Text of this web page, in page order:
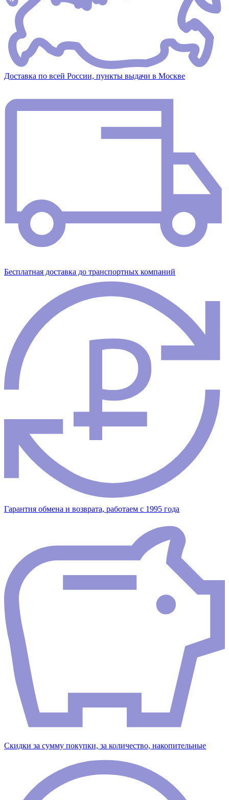
Доставка по всей России, пункты выдачи в Москве
Бесплатная доставка до транспортных компаний
Гарантия обмена и возврата, работаем с 1995 года
Скидки за сумму покупки, за количество, накопительные